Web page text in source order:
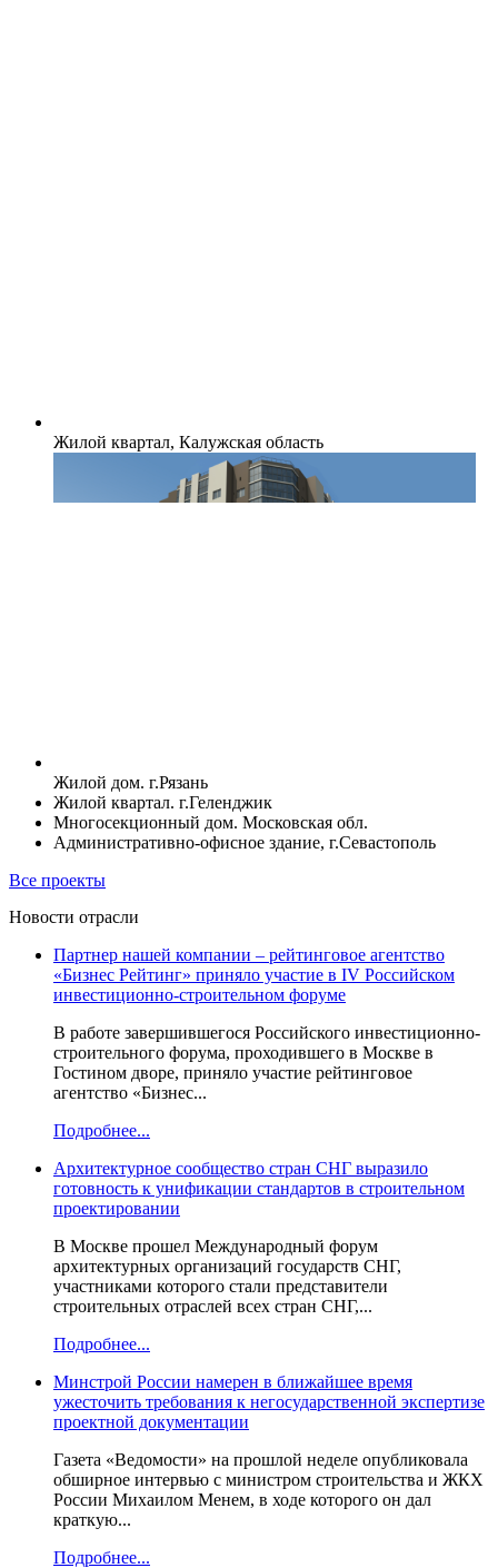
Жилой квартал, Калужская область
Жилой дом. г.Рязань
Жилой квартал. г.Геленджик
Многосекционный дом. Московская обл.
Административно-офисное здание, г.Севастополь
Все проекты
Новости отрасли
Партнер нашей компании – рейтинговое агентство
«Бизнес Рейтинг» приняло участие в IV Российском
инвестиционно-строительном форуме
В работе завершившегося Российского инвестиционно-
строительного форума, проходившего в Москве в
Гостином дворе, приняло участие рейтинговое
агентство «Бизнес...
Подробнее...
Архитектурное сообщество стран СНГ выразило
готовность к унификации стандартов в строительном
проектировании
В Москве прошел Международный форум
архитектурных организаций государств СНГ,
участниками которого стали представители
строительных отраслей всех стран СНГ,...
Подробнее...
Минстрой России намерен в ближайшее время
ужесточить требования к негосударственной экспертизе
проектной документации
Газета «Ведомости» на прошлой неделе опубликовала
обширное интервью с министром строительства и ЖКХ
России Михаилом Менем, в ходе которого он дал
краткую...
Подробнее...